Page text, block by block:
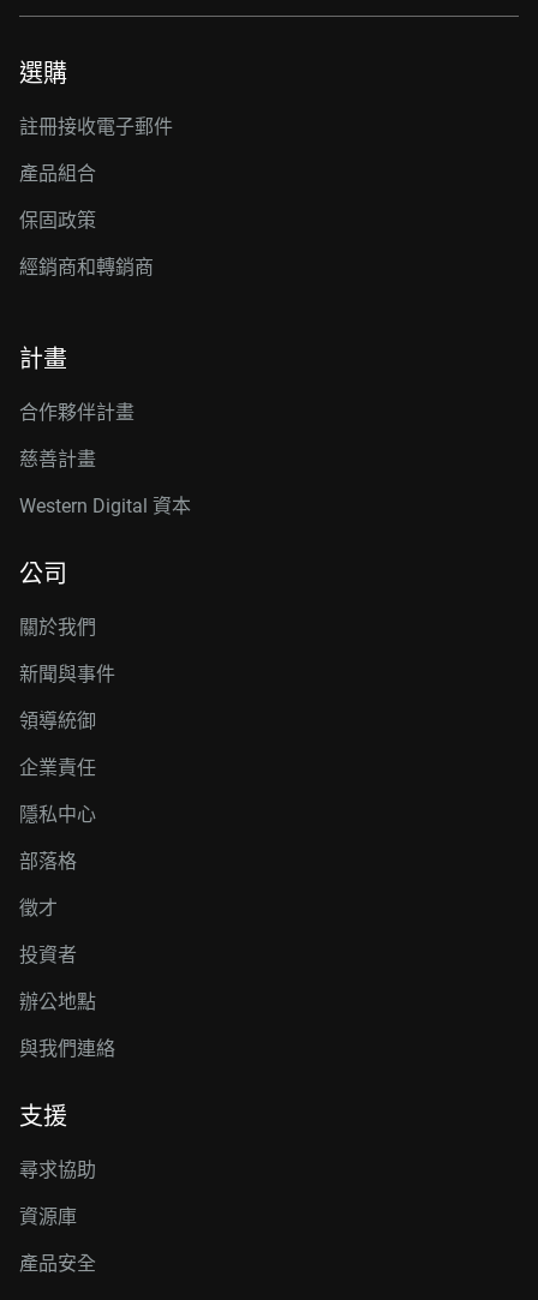
選購
註冊接收電子郵件
產品組合
保固政策
經銷商和轉銷商
計畫
合作夥伴計畫
慈善計畫
Western Digital 資本
公司
關於我們
新聞與事件
領導統御
企業責任
隱私中心
部落格
徵才
投資者
辦公地點
與我們連絡
支援
尋求協助
資源庫
產品安全